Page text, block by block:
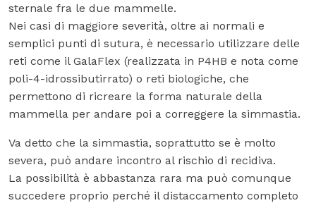
sternale fra le due mammelle.
Nei casi di maggiore severità, oltre ai normali e
semplici punti di sutura, è necessario utilizzare delle
reti come il GalaFlex (realizzata in P4HB e nota come
poli-4-idrossibutirrato) o reti biologiche, che
permettono di ricreare la forma naturale della
mammella per andare poi a correggere la simmastia.
Va detto che la simmastia, soprattutto se è molto
severa, può andare incontro al rischio di recidiva.
La possibilità è abbastanza rara ma può comunque
succedere proprio perché il distaccamento completo